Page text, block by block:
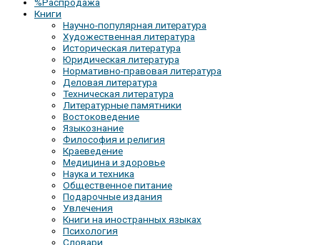
Книги
Научно-популярная литература
Художественная литература
Историческая литература
Юридическая литература
Нормативно-правовая литература
Деловая литература
Техническая литература
Литературные памятники
Востоковедение
Языкознание
Философия и религия
Краеведение
Медицина и здоровье
Наука и техника
Общественное питание
Подарочные издания
Увлечения
Книги на иностранных языках
Психология
Словари